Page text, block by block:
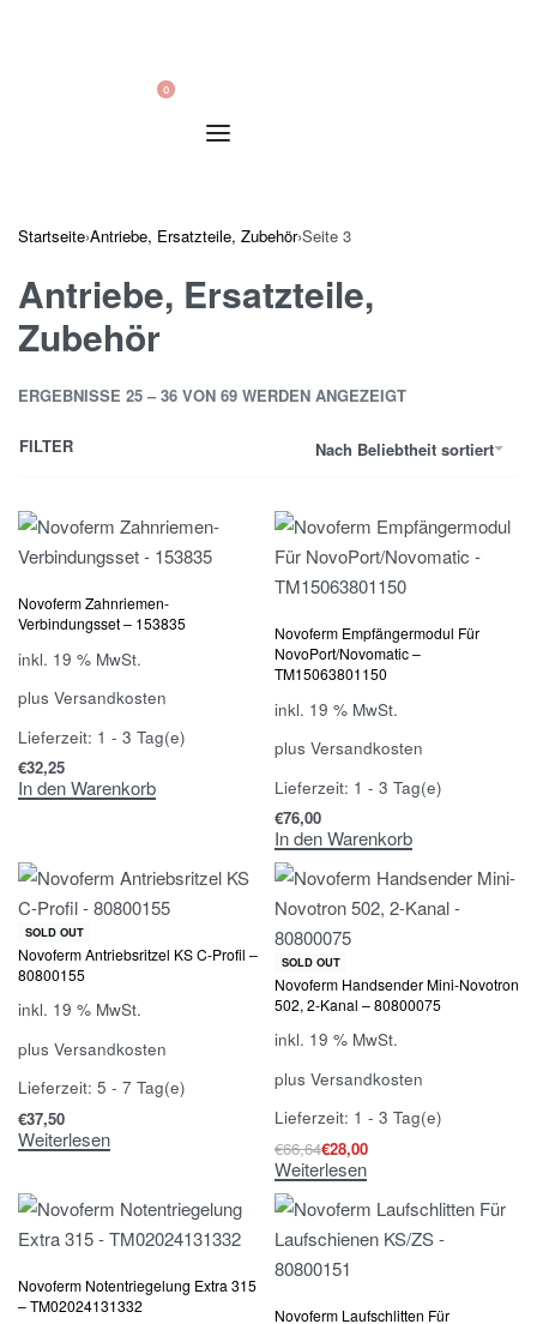
0
Startseite›Antriebe, Ersatzteile, Zubehör›Seite 3
Antriebe, Ersatzteile,
Zubehör
ERGEBNISSE 25 – 36 VON 69 WERDEN ANGEZEIGT
Nach Beliebtheit sortiert
FILTER
Novoferm Zahnriemen-
Verbindungsset – 153835
inkl. 19 % MwSt.
plus Versandkosten
Lieferzeit: 1 - 3 Tag(e)
€32,25
In den Warenkorb
Novoferm Empfängermodul Für
NovoPort/Novomatic –
TM15063801150
inkl. 19 % MwSt.
plus Versandkosten
Lieferzeit: 1 - 3 Tag(e)
€76,00
In den Warenkorb
SOLD OUT
Novoferm Antriebsritzel KS C-Profil –
80800155
inkl. 19 % MwSt.
plus Versandkosten
Lieferzeit: 5 - 7 Tag(e)
€37,50
Weiterlesen
-58% OFF
SOLD OUT
Novoferm Handsender Mini-Novotron
502, 2-Kanal – 80800075
inkl. 19 % MwSt.
plus Versandkosten
Lieferzeit: 1 - 3 Tag(e)
€66,64€28,00
Weiterlesen
Novoferm Notentriegelung Extra 315
– TM02024131332
Novoferm Laufschlitten Für